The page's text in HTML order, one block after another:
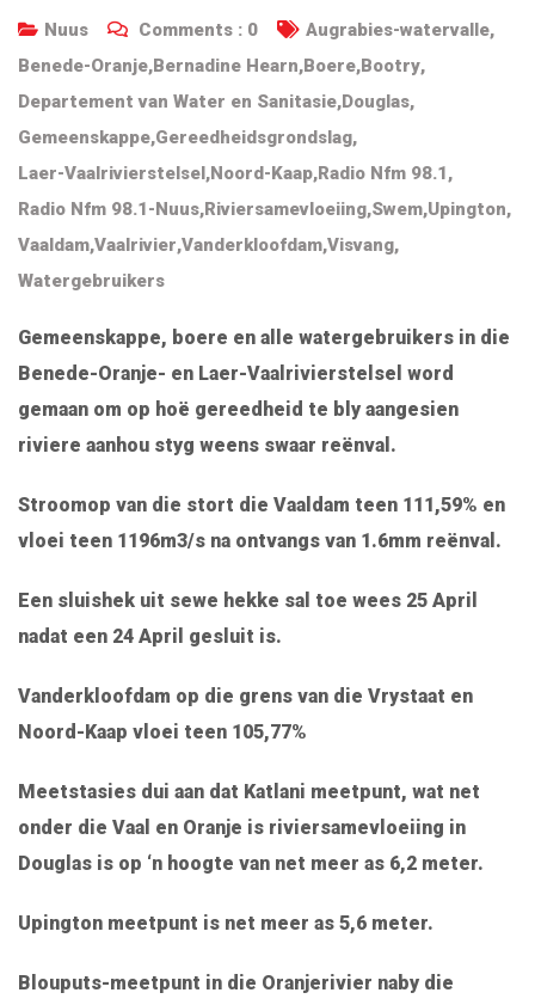
Nuus Comments : 0 Augrabies-watervalle,
Benede-Oranje,Bernadine Hearn,Boere,Bootry,
Departement van Water en Sanitasie,Douglas,
Gemeenskappe,Gereedheidsgrondslag,
Laer-Vaalrivierstelsel,Noord-Kaap,Radio Nfm 98.1,
Radio Nfm 98.1-Nuus,Riviersamevloeiing,Swem,Upington,
Vaaldam,Vaalrivier,Vanderkloofdam,Visvang,
Watergebruikers
Gemeenskappe, boere en alle watergebruikers in die
Benede-Oranje- en Laer-Vaalrivierstelsel word
gemaan om op hoë gereedheid te bly aangesien
riviere aanhou styg weens swaar reënval.
Stroomop van die stort die Vaaldam teen 111,59% en
vloei teen 1196m3/s na ontvangs van 1.6mm reënval.
Een sluishek uit sewe hekke sal toe wees 25 April
nadat een 24 April gesluit is.
Vanderkloofdam op die grens van die Vrystaat en
Noord-Kaap vloei teen 105,77%
Meetstasies dui aan dat Katlani meetpunt, wat net
onder die Vaal en Oranje is riviersamevloeiing in
Douglas is op ‘n hoogte van net meer as 6,2 meter.
Upington meetpunt is net meer as 5,6 meter.
Blouputs-meetpunt in die Oranjerivier naby die